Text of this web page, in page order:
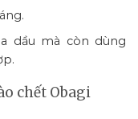
dầu mà còn dùng
chết Obagi